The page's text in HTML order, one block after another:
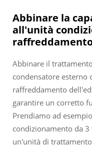
Abbinare la
all'unità
Abbinare il
condensatore esterno
raffreddamento
garantire un corretto
Prendiamo ad
condizionamento da
un'unità di